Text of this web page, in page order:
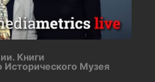
Книги
Исторического Музея